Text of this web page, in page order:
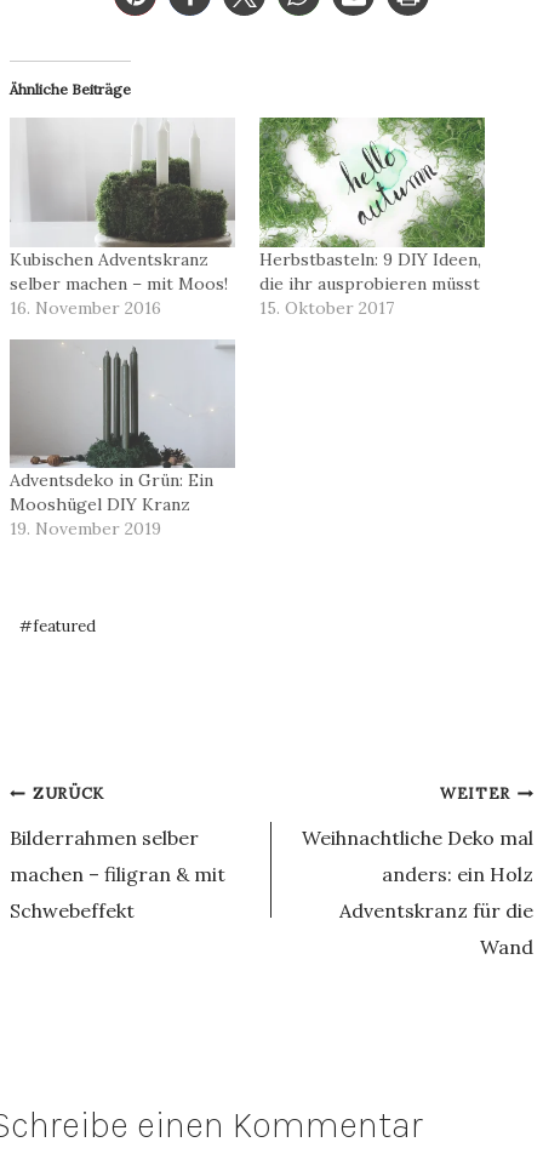
Ähnliche Beiträge
Kubischen Adventskranz
selber machen – mit Moos!
16. November 2016
Herbstbasteln: 9 DIY Ideen,
die ihr ausprobieren müsst
15. Oktober 2017
Adventsdeko in Grün: Ein
Mooshügel DIY Kranz
19. November 2019
Schlagworte:
#featured
Beitragsnavigation
ZURÜCK
Bilderrahmen selber
machen – filigran & mit
Schwebeffekt
WEITER
Weihnachtliche Deko mal
anders: ein Holz
Adventskranz für die
Wand
einen Kommentar